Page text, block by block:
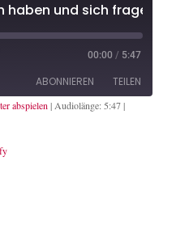
00:00 / 5:47
ABONNIEREN TEILEN
abspielen | Audiolänge: 5:47|